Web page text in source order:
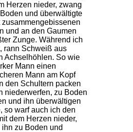
Herzen nieder, zwang
und überwältigte
zusammengebissenen
und an den Gaumen
Zunge. Während ich
rann Schweiß aus
Achselhöhlen. So wie
Mann einen
Mann am Kopf
den Schultern packen
niederwerfen, zu Boden
und ihn überwältigen
so warf auch ich den
dem Herzen nieder,
zu Boden und